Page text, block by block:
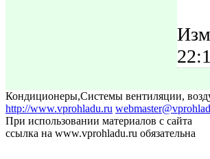
Кондиционеры,Системы вентиляции,
http://www.vprohladu.ru
При использовании материалов с сайта
ссылка на www.vprohladu.ru обязательна